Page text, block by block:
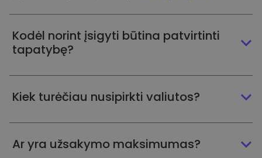
Kodėl norint įsigyti būtina patvirtinti
tapatybę?
Kiek turėčiau nusipirkti valiutos?
Ar yra užsakymo maksimumas?